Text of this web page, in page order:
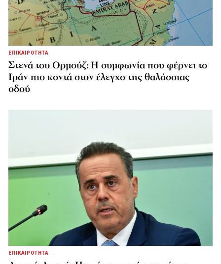
ΕΠΙΚΑΙΡΟΤΗΤΑ
Στενά του Ορμούζ: Η συμφωνία που φέρνει το
Ιράν πιο κοντά στον έλεγχο της θαλάσσιας
οδού
ΕΠΙΚΑΙΡΟΤΗΤΑ